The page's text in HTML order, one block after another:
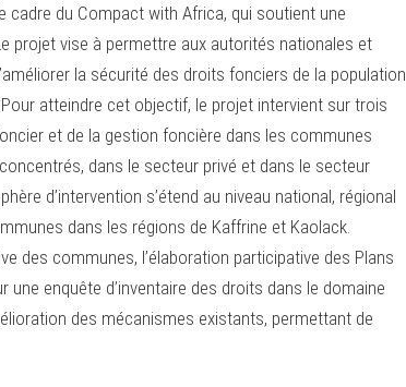
cadre du Compact with Africa, qui soutient une
projet vise à permettre aux autorités nationales et
la sécurité des droits fonciers de la population
atteindre cet objectif, le projet intervient sur trois
et de la gestion foncière dans les communes
dans le secteur privé et dans le secteur
d’intervention s’étend au niveau national, régional
dans les régions de Kaffrine et Kaolack.
des communes, l’élaboration participative des Plans
une enquête d’inventaire des droits dans le domaine
des mécanismes existants, permettant de